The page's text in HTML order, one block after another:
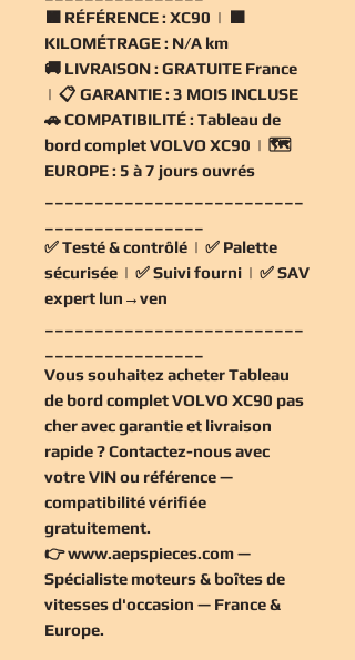
🟧 RÉFÉRENCE : XC90 | 🟧
KILOMÉTRAGE : N/A km
🚚 LIVRAISON : GRATUITE France
| 📋 GARANTIE : 3 MOIS INCLUSE
🚗COMPATIBILITÉ : Tableau de
bord complet VOLVO XC90 | 🗺️
EUROPE : 5 à 7 jours ouvrés
✅Testé & contrôlé | ✅ Palette
sécurisée | ✅Suivi fourni | ✅SAV
expert lun→ven
Vous souhaitez acheter Tableau
de bord complet VOLVO XC90 pas
cheravec garantie et livraison
rapide ? Contactez-nous avec
votre VIN ou référence —
compatibilité vérifiée
gratuitement.
👉www.aepspieces.com—
Spécialiste moteurs & boîtes de
vitesses d'occasion — France &
Europe.